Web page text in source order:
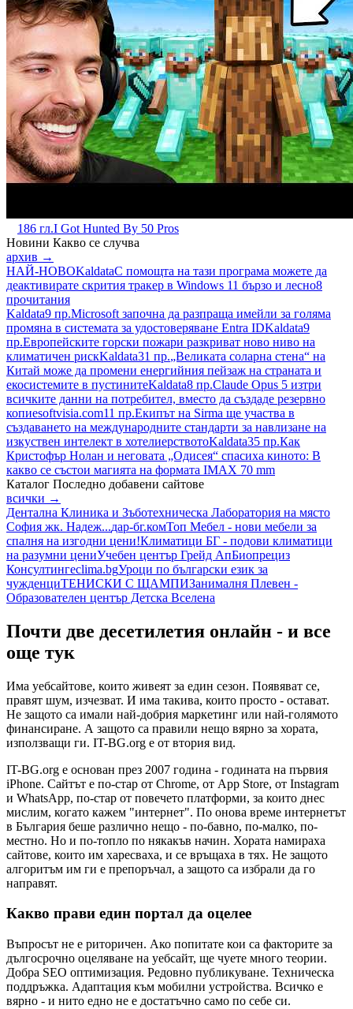
186 гл.I Got Hunted By 50 Pros
Новини Какво се случва
архив →
НАЙ-НОВОKaldataС помощта на тази програма можете да
деактивирате скрития тракер в Windows 11 бързо и лесно8
прочитания
Kaldata9 пр.Microsoft започна да разпраща имейли за голяма
промяна в системата за удостоверяване Entra IDKaldata9
пр.Европейските горски пожари разкриват ново ниво на
климатичен рискKaldata31 пр.„Великата соларна стена“ на
Китай може да промени енергийния пейзаж на страната и
екосистемите в пустинитеKaldata8 пр.Claude Opus 5 изтри
всичките данни на потребител, вместо да създаде резервно
копиеsoftvisia.com11 пр.Екипът на Sirma ще участва в
създаването на международните стандарти за навлизане на
изкуствен интелект в хотелиерствотоKaldata35 пр.Как
Кристофър Нолан и неговата „Одисея“ спасиха киното: В
какво се състои магията на формата IMAX 70 mm
Каталог Последно добавени сайтове
всички →
Дентална Клиника и Зъботехническа Лаборатория на място
София жк. Надеж...дар-бг.комТоп Мебел - нови мебели за
спалня на изгодни цени!Климатици БГ - подови климатици
на разумни цениУчебен център Грейд АпБиопрециз
Консултингeclima.bgУроци по български език за
чужденциТЕНИСКИ С ЩАМПИЗанималня Плевен -
Образователен център Детска Вселена
Почти две десетилетия онлайн - и все
още тук
Има уебсайтове, които живеят за един сезон. Появяват се,
правят шум, изчезват. И има такива, които просто - остават.
Не защото са имали най-добрия маркетинг или най-голямото
финансиране. А защото са правили нещо вярно за хората,
използващи ги. IT-BG.org е от втория вид.
IT-BG.org е основан през 2007 година - годината на първия
iPhone. Сайтът е по-стар от Chrome, от App Store, от Instagram
и WhatsApp, по-стар от повечето платформи, за които днес
мислим, когато кажем "интернет". По онова време интернетът
в България беше различно нещо - по-бавно, по-малко, по-
местно. Но и по-топло по някакъв начин. Хората намираха
сайтове, които им харесваха, и се връщаха в тях. Не защото
алгоритъм им ги е препоръчал, а защото са избрали да го
направят.
Какво прави един портал да оцелее
Въпросът не е риторичен. Ако попитате кои са факторите за
дългосрочно оцеляване на уебсайт, ще чуете много теории.
Добра SEO оптимизация. Редовно публикуване. Техническа
поддръжка. Адаптация към мобилни устройства. Всичко е
вярно - и нито едно не е достатъчно само по себе си.